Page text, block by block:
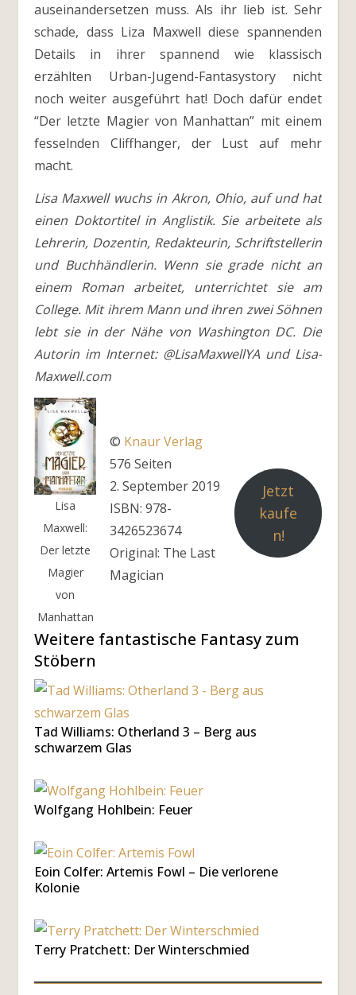
auseinandersetzen muss. Als ihr lieb ist. Sehr
schade, dass Liza Maxwell diese spannenden
Details in ihrer spannend wie klassisch
erzählten Urban-Jugend-Fantasystory nicht
noch weiter ausgeführt hat! Doch dafür endet
“Der letzte Magier von Manhattan” mit einem
fesselnden Cliffhanger, der Lust auf mehr
macht.
Lisa Maxwell wuchs in Akron, Ohio, auf und hat
einen Doktortitel in Anglistik. Sie arbeitete als
Lehrerin, Dozentin, Redakteurin, Schriftstellerin
und Buchhändlerin. Wenn sie grade nicht an
einem Roman arbeitet, unterrichtet sie am
College. Mit ihrem Mann und ihren zwei Söhnen
lebt sie in der Nähe von Washington DC. Die
Autorin im Internet: @LisaMaxwellYA und Lisa-
Maxwell.com
Lisa
Maxwell:
Der letzte
Magier
von
Manhattan
© Knaur Verlag
576 Seiten
2. September 2019
ISBN: 978-
3426523674
Original: The Last
Magician
Jetzt
kaufe
n!
Weitere fantastische Fantasy zum
Stöbern
Tad Williams: Otherland 3 – Berg aus
schwarzem Glas
Wolfgang Hohlbein: Feuer
Eoin Colfer: Artemis Fowl – Die verlorene
Kolonie
Terry Pratchett: Der Winterschmied